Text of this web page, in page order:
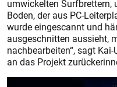
umwickelten Surfbrettern,
Boden, der aus PC-
wurde eingescannt und
ausgeschnitten aussieht,
nachbearbeiten“, sagt
an das Projekt